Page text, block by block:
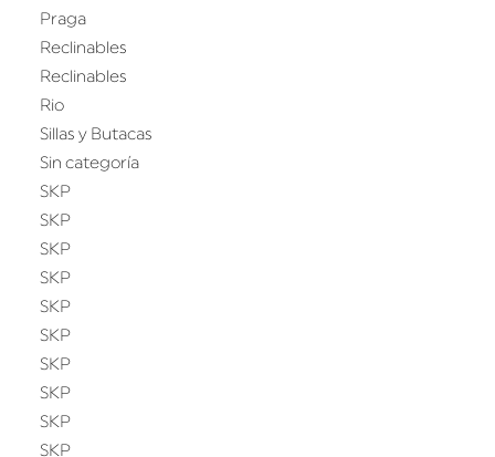
Praga
Reclinables
Reclinables
Rio
Sillas y Butacas
Sin categoría
SKP
SKP
SKP
SKP
SKP
SKP
SKP
SKP
SKP
SKP